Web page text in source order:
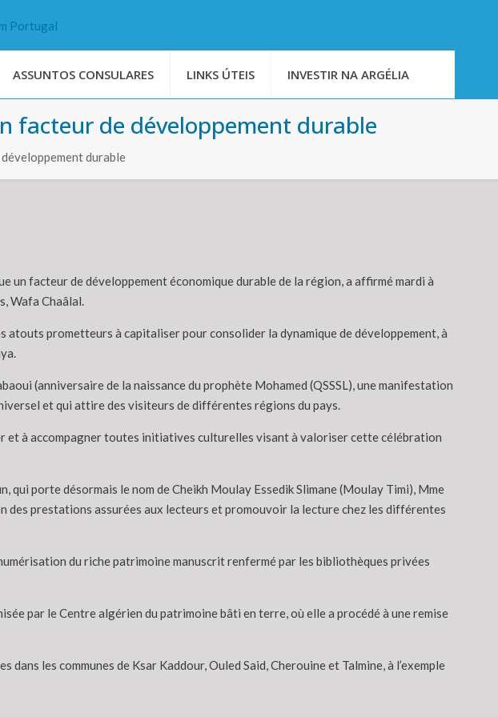
ASSUNTOS CONSULARES LINKS ÚTEIS INVESTIR NA ARGÉLIA
facteur de développement durable
durable
un facteur de développement économique durable de la région, a affirmé mardi à
Wafa Chaâlal.
prometteurs à capitaliser pour consolider la dynamique de développement, à
(anniversaire de la naissance du prophète Mohamed (QSSSL), une manifestation
et qui attire des visiteurs de différentes régions du pays.
et à accompagner toutes initiatives culturelles visant à valoriser cette célébration
porte désormais le nom de Cheikh Moulay Essedik Slimane (Moulay Timi), Mme
prestations assurées aux lecteurs et promouvoir la lecture chez les différentes
du riche patrimoine manuscrit renfermé par les bibliothèques privées
par le Centre algérien du patrimoine bâti en terre, où elle a procédé à une remise
les communes de Ksar Kaddour, Ouled Said, Cherouine et Talmine, à l’exemple